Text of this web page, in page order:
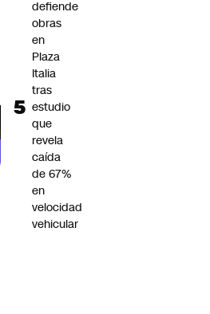
defiende
obras
en
Plaza
Italia
tras
estudio
que
revela
caída
de 67%
en
velocidad
vehicular